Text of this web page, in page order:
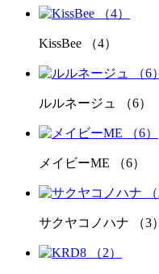
KissBee （4）
ルルネージュ （6）
メイビーME （6）
サクヤコノハナ （3）